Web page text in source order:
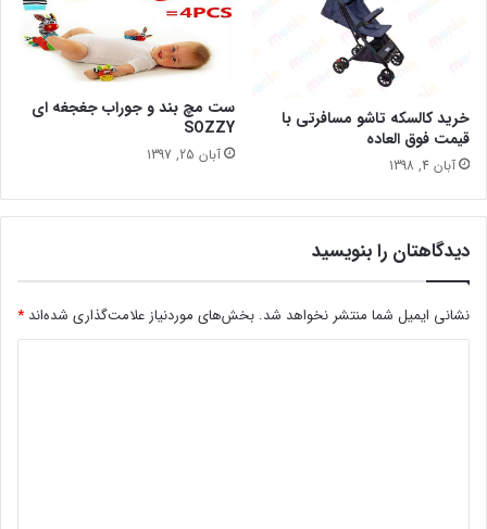
خرید کالسکه تاشو مسافرتی با
قیمت فوق العاده
آبان 4, 1398
ست مچ بند و جوراب جغجغه ای
SOZZY
آبان 25, 1397
دیدگاهتان را بنویسید
نشانی ایمیل شما منتشر نخواهد شد. بخش‌های موردنیاز علامت‌گذاری شده‌اند *